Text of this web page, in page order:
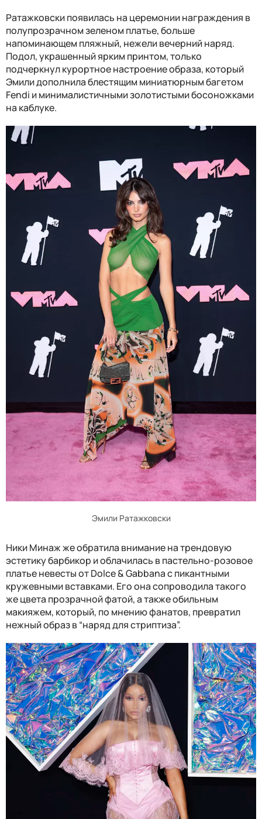
Ратажковски появилась на церемонии награждения в
полупрозрачном зеленом платье, больше
напоминающем пляжный, нежели вечерний наряд.
Подол, украшенный ярким принтом, только
подчеркнул курортное настроение образа, который
Эмили дополнила блестящим миниатюрным багетом
Fendi и минималистичными золотистыми босоножками
на каблуке.
Эмили Ратажковски
Ники Минаж же обратила внимание на трендовую
эстетику барбикор и облачилась в пастельно-розовое
платье невесты от Dolce & Gabbana с пикантными
кружевными вставками. Его она сопроводила такого
же цвета прозрачной фатой, а также обильным
макияжем, который, по мнению фанатов, превратил
нежный образ в “наряд для стриптиза”.